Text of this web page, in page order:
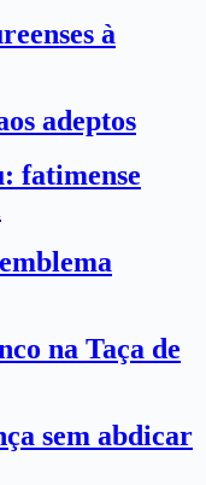
à
adeptos
fatimense
na Taça de
sem abdicar